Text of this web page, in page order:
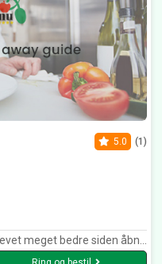
5.0 (1)
siden åbningen for 1,5 måned siden